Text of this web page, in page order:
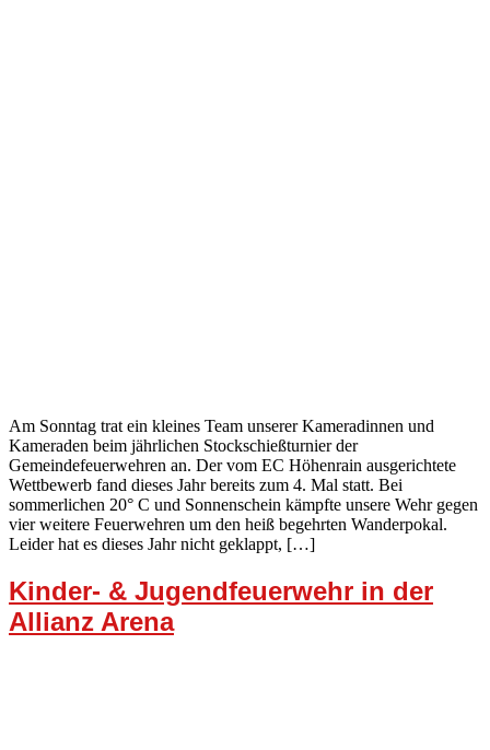
Am Sonntag trat ein kleines Team unserer Kameradinnen und
Kameraden beim jährlichen Stockschießturnier der
Gemeindefeuerwehren an. Der vom EC Höhenrain ausgerichtete
Wettbewerb fand dieses Jahr bereits zum 4. Mal statt. Bei
sommerlichen 20° C und Sonnenschein kämpfte unsere Wehr gegen
vier weitere Feuerwehren um den heiß begehrten Wanderpokal.
Leider hat es dieses Jahr nicht geklappt, […]
Kinder- & Jugendfeuerwehr in der
Allianz Arena